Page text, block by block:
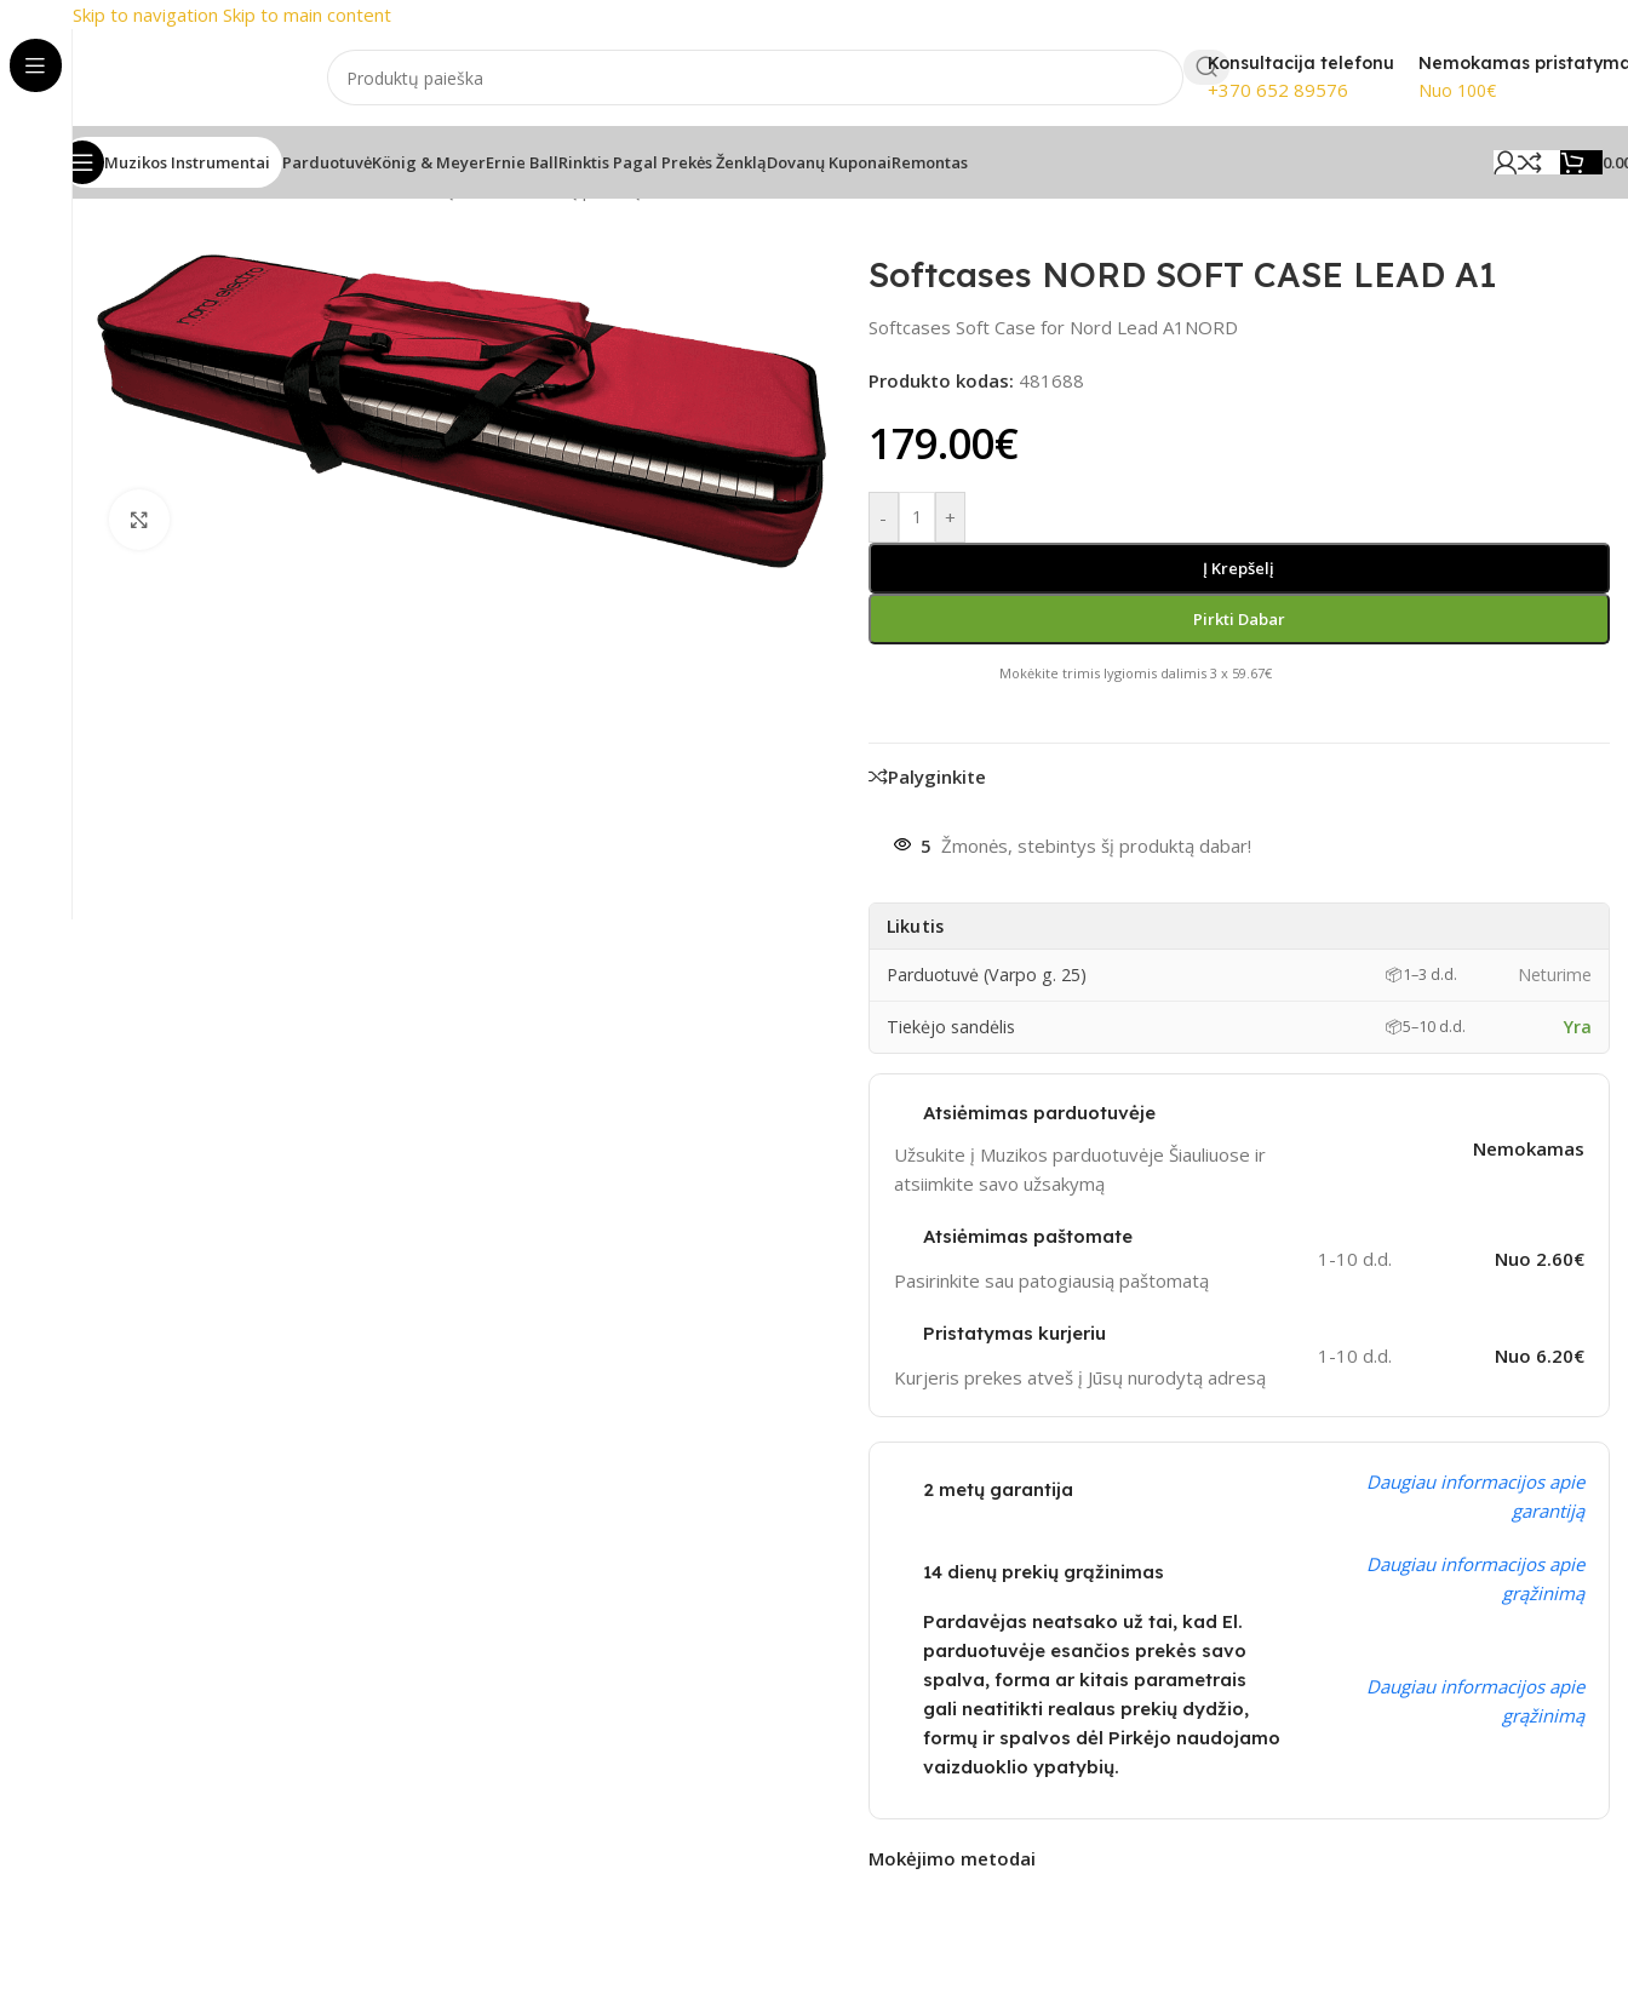
Skip to navigation Skip to main content
Žinomiausi prekių ženklai 📞 Konsultacija telefonu 📦 Nemokamas pristatymas nuo 100€ 🎸
Konsultacija telefonu
+370 652 89576
Nemokamas
Nuo 100€
Muzikos Instrumentai ParduotuvėKönig & MeyerErnie BallRinktis Pagal Prekės ŽenkląDovanų KuponaiRemontas
Pradžia/Klavišiniai instrumentai
Softcases NORD SOFT CASE LEAD A1
Softcases Soft Case for Nord Lead A1NORD
Produkto kodas: 481688
179.00€
- +
Į Krepšelį
Pirkti Dabar
Mokėkite trimis lygiomis dalimis 3 x 59.67€
Palyginkite
5 Žmonės, stebintys šį produktą dabar!
Likutis
Parduotuvė (Varpo g. 25) 📦1–3 d.d. Neturime
Tiekėjo sandėlis 📦5–10 d.d. Yra
Atsiėmimas parduotuvėje
Užsukite į Muzikos parduotuvėje Šiauliuose ir
atsiimkite savo užsakymą
Nemokamas
Atsiėmimas paštomate
Pasirinkite sau patogiausią paštomatą
1-10 d.d. Nuo 2.60€
Pristatymas kurjeriu
Kurjeris prekes atveš į Jūsų nurodytą adresą
1-10 d.d. Nuo 6.20€
2 metų garantija
Daugiau informacijos apie
garantiją
14 dienų prekių grąžinimas
Daugiau informacijos apie
grąžinimą
Pardavėjas neatsako už tai, kad El.
parduotuvėje esančios prekės savo
spalva, forma ar kitais parametrais
gali neatitikti realaus prekių dydžio,
formų ir spalvos dėl Pirkėjo naudojamo
vaizduoklio ypatybių.
Daugiau informacijos apie
grąžinimą
Mokėjimo metodai